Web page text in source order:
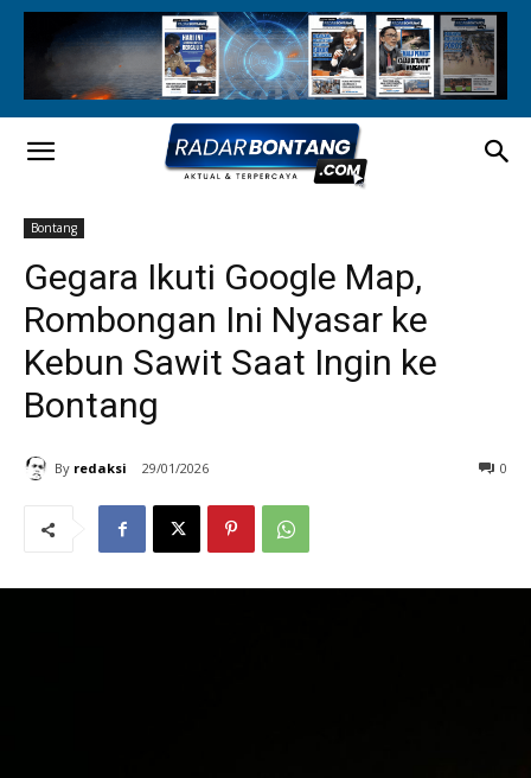
Bontang
Gegara Ikuti Google Map,
Rombongan Ini Nyasar ke
Kebun Sawit Saat Ingin ke
Bontang
By redaksi 29/01/2026 0